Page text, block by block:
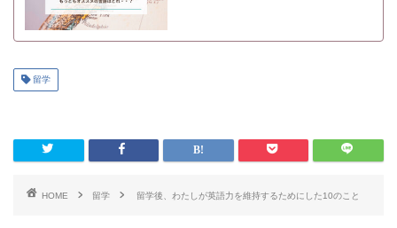
留学
HOME 留学 留学後、わたしが英語力を維持するためにした10のこと